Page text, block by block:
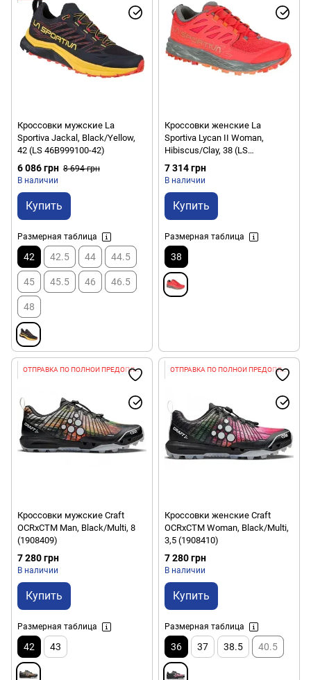
Кроссовки мужские La
Sportiva Jackal, Black/Yellow,
42 (LS 46B999100-42)
6 086 грн 8 694 грн
В наличии
Купить
Размерная таблица
42 42.5 44 44.5
45 45.5 46 46.5
48
Кроссовки женские La
Sportiva Lycan II Woman,
Hibiscus/Clay, 38 (LS
46I402909-38)
7 314 грн
В наличии
Купить
Размерная таблица
38
ОТПРАВКА ПО ПОЛНОЙ ПРЕДОПЛАТЕ
Кроссовки мужские Craft
OCRxCTM Man, Black/Multi, 8
(1908409)
7 280 грн
В наличии
Купить
Размерная таблица
42 43
ОТПРАВКА ПО ПОЛНОЙ ПРЕДОПЛАТЕ
Кроссовки женские Craft
OCRxCTM Woman, Black/Multi,
3,5 (1908410)
7 280 грн
В наличии
Купить
Размерная таблица
36 37 38.5 40.5